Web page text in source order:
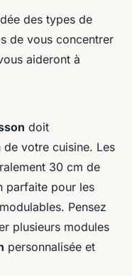
des types de
de vous concentrer
aideront à
doit
votre cuisine. Les
30 cm de
parfaite pour les
Pensez
plusieurs modules
personnalisée et